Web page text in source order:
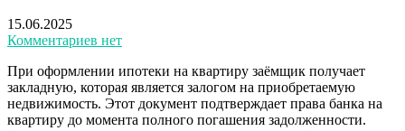
15.06.2025
Комментариев нет
При оформлении ипотеки на квартиру заёмщик получает
закладную, которая является залогом на приобретаемую
недвижимость. Этот документ подтверждает права банка на
квартиру до момента полного погашения задолженности.